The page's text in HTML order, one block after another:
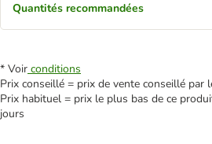
Quantités recommandées
* Voir conditions
Prix conseillé = prix de vente conseillé par
Prix habituel = prix le plus bas de ce
jours